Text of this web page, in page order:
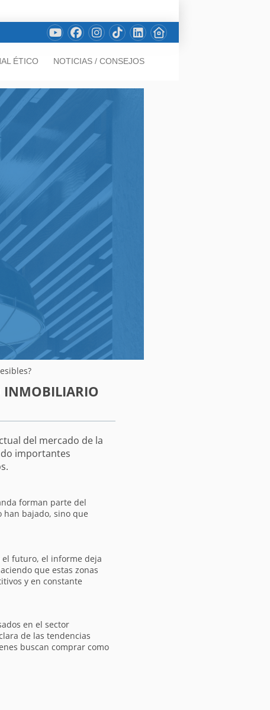
ÉTICO NOTICIAS / CONSEJOS
INMOBILIARIO
del mercado de la
importantes
forman parte del
han bajado, sino que
futuro, el informe deja
que estas zonas
y en constante
en el sector
de las tendencias
buscan comprar como